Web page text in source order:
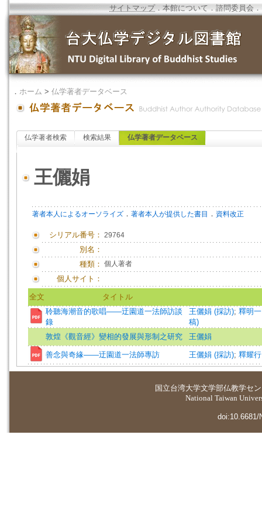
サイトマップ．本館について ．諮問委員会 ．
． ホーム > 仏学著者データベース
仏学著者検索 検索結果 仏学著者データベース
王儷娟
著者本人によるオーソライズ ． 著者本人が提供した書目 ． 資料改正
シリアル番号： 29764
別名：
種類： 個人著者
個人サイト：
全文
タイトル
聆聽海潮音的歌唱——迂園道一法師訪談
錄
王儷娟 (採訪); 釋明
稿)
敦煌《觀音經》變相的發展與形制之研究
王儷娟
善念與奇緣——迂園道一法師專訪 王儷娟 (採訪); 釋耀
国立台湾大学文学部仏教学セ
National Taiwan
doi:10.6681/